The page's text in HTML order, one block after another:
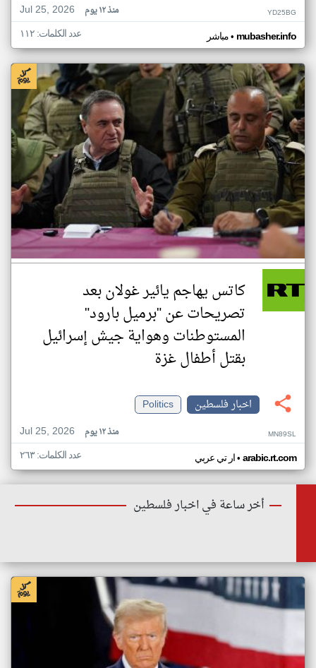
Jul 25, 2026
منذ ١٢ يوم YD25BG
مباشر• mubasher.info عدد الكلمات: ١١٢
كاتس يهاجم يائير غولان بعد
تصريحات عن "برميل بارود"
المستوطنات وهواية جيش إسرائيل
بقتل أطفال غزة
اخبار فلسطين
Politics
Jul 25, 2026
منذ ١٢ يوم MN89SL
ار تي عربي• arabic.rt.com عدد الكلمات: ٢٦٣
أخر ساعة في اخبار فلسطين